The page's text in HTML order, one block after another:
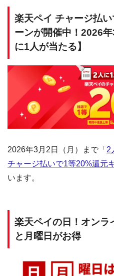
楽天ペイ チャージ払
ーンが開催中！2026
に1人が当たる】
2026年3月2日（月）まで「 2
チャージ払いで1等20%還元
います。
楽天ペイの日！オンラ
と月曜日がお得